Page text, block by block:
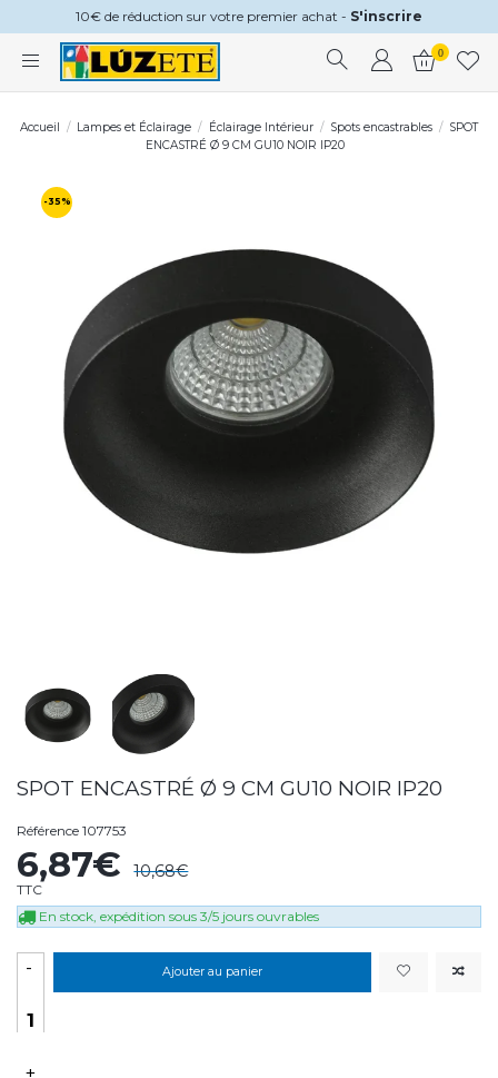
10€ de réduction sur votre premier achat - S'inscrire
0
Accueil Lampes et Éclairage Éclairage Intérieur Spots encastrables
SPOT
ENCASTRÉ Ø 9 CM GU10 NOIR IP20
-35%
SPOT ENCASTRÉ Ø 9 CM GU10 NOIR IP20
Référence 107753
6,87€ 10,68€
TTC
En stock, expédition sous 3/5 jours ouvrables
-
+
Ajouter au panier